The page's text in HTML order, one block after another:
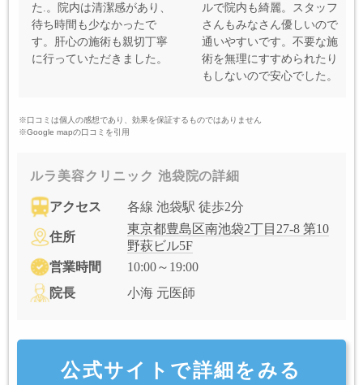
た.。院内は清潔感があり、
待ち時間も少なかったで
す。肝心の施術も親切丁寧
に行っていただきました。
ルで院内も綺麗。スタッフ
さんもみなさん優しいので
通いやすいです。不要な施
術を無理にすすめられたり
もしないので安心でした。
※口コミは個人の感想であり、効果を保証するものではありません
※Google mapの口コミを引用
ルラ美容クリニック 池袋院の詳細
アクセス 各線 池袋駅 徒歩2分
住所
東京都豊島区南池袋2丁目27-8 第10
野萩ビル5F
営業時間
10:00～19:00
院長
小海 元医師
公式サイトで詳細をみる